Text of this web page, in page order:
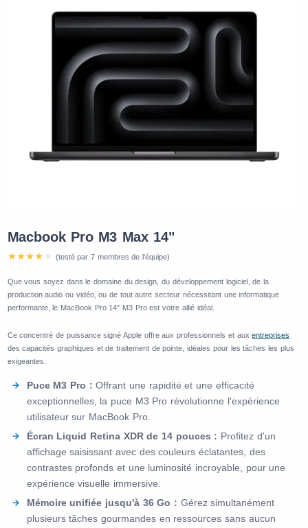
Macbook Pro M3 Max 14"
(testé par 7 membres de l'équipe)
Que vous soyez dans le domaine du design, du développement logiciel, de la
production audio ou vidéo, ou de tout autre secteur nécessitant une informatique
performante, le MacBook Pro 14" M3 Pro est votre allié idéal.
Ce concentré de puissance signé Apple offre aux professionnels et auxentreprises
des capacités graphiques et de traitement de pointe, idéales pour les tâches les plus
exigeantes.
Puce M3 Pro : Offrant une rapidité et une efficacité
exceptionnelles, la puce M3 Pro révolutionne l'expérience
utilisateur sur MacBook Pro.
Écran Liquid Retina XDR de 14 pouces : Profitez d'un
affichage saisissant avec des couleurs éclatantes, des
contrastes profonds et une luminosité incroyable, pour une
expérience visuelle immersive.
Mémoire unifiée jusqu'à 36 Go : Gérez simultanément
plusieurs tâches gourmandes en ressources sans aucun